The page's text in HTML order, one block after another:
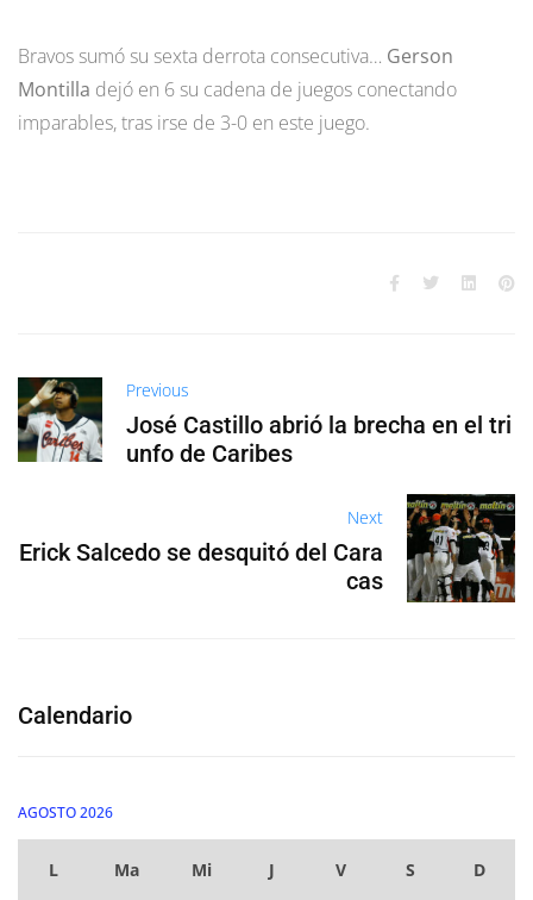
Bravos sumó su sexta derrota consecutiva… Gerson
Montilla dejó en 6 su cadena de juegos conectando
imparables, tras irse de 3-0 en este juego.
Previous
José Castillo abrió la brecha en el tri
unfo de Caribes
Next
Erick Salcedo se desquitó del Cara
cas
Calendario
AGOSTO 2026
L Ma Mi J V S D